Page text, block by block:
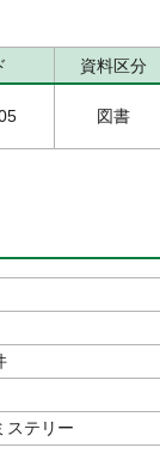
資料区分
図書
ステリー